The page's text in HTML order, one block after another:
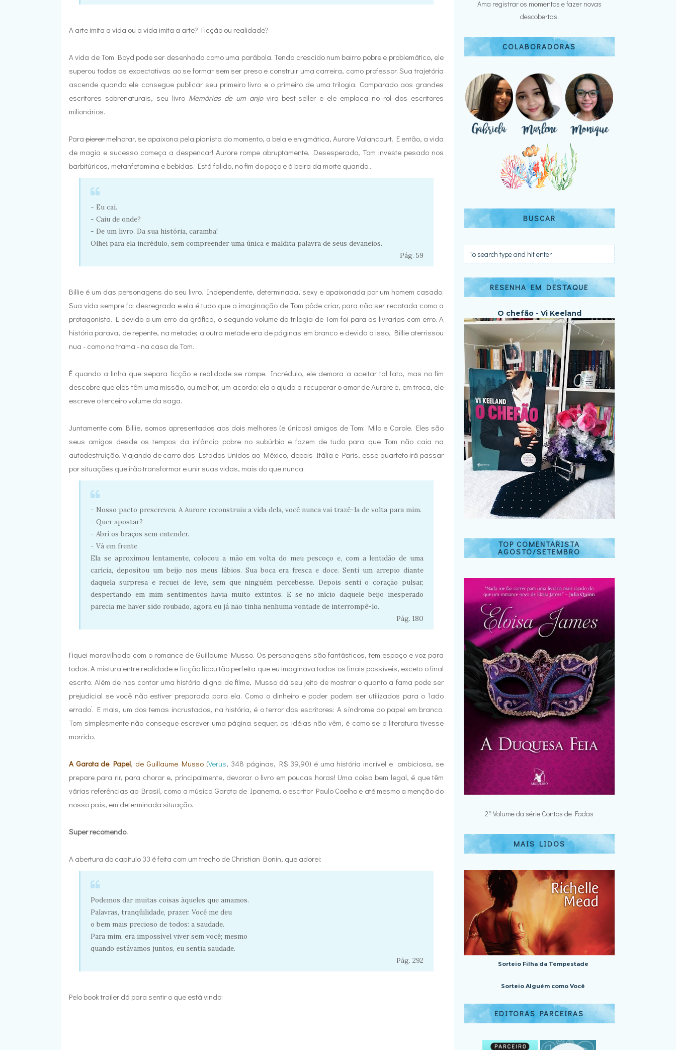
A arte imita a vida ou a vida imita a arte? Ficção ou realidade?
A vida de Tom Boyd pode ser desenhada como uma parábola. Tendo crescido num bairro pobre e problemático, ele
superou todas as expectativas ao se formar sem ser preso e construir uma carreira, como professor. Sua trajetória
ascende quando ele consegue publicar seu primeiro livro e o primeiro de uma trilogia. Comparado aos grandes
escritores sobrenaturais, seu livro Memórias de um anjovira best-seller e ele emplaca no rol dos escritores
milionários.
Parapiorar melhorar, se apaixona pela pianista do momento, a bela e enigmática, Aurore Valancourt. E então, a vida
de magia e sucesso começa a despencar! Aurore rompe abruptamente. Desesperado, Tom investe pesado nos
barbitúricos, metanfetamina e bebidas. Está falido, no fim do poço e à beira da morte quando...
- Eu caí.
- Caiu de onde?
- De um livro. Da sua história, caramba!
Olhei para ela incrédulo, sem compreender uma única e maldita palavra de seus devaneios.
Pág. 59
Billie é um das personagens do seu livro. Independente, determinada, sexy e apaixonada por um homem casado.
Sua vida sempre foi desregrada e ela é tudo que a imaginação de Tom pôde criar, para não ser recatada como a
protagonista. E devido a um erro da gráfica, o segundo volume da trilogia de Tom foi para as livrarias com erro. A
história parava, de repente, na metade; a outra metade era de páginas em branco e devido a isso, Billie aterrissou
nua - como na trama - na casa de Tom.
É quando a linha que separa ficção e realidade se rompe. Incrédulo, ele demora a aceitar tal fato, mas no fim
descobre que eles têm uma missão, ou melhor, um acordo: ela o ajuda a recuperar o amor de Aurore e, em troca, ele
escreve o terceiro volume da saga.
Juntamente com Billie, somos apresentados aos dois melhores (e únicos) amigos de Tom: Milo e Carole. Eles são
seus amigos desde os tempos da infância pobre no subúrbio e fazem de tudo para que Tom não caia na
autodestruição. Viajando de carro dos Estados Unidos ao México, depois Itália e Paris, esse quarteto irá passar
por situações que irão transformar e unir suas vidas, mais do que nunca.
- Nosso pacto prescreveu. A Aurore reconstruiu a vida dela, você nunca vai trazê-la de volta para mim.
- Quer apostar?
- Abri os braços sem entender.
- Vá em frente
Ela se aproximou lentamente, colocou a mão em volta do meu pescoço e, com a lentidão de uma
carícia, depositou um beijo nos meus lábios. Sua boca era fresca e doce. Senti um arrepio diante
daquela surpresa e recuei de leve, sem que ninguém percebesse. Depois senti o coração pulsar,
despertando em mim sentimentos havia muito extintos. E se no início daquele beijo inesperado
parecia me haver sido roubado, agora eu já não tinha nenhuma vontade de interrompê-lo.
Pág. 180
Fiquei maravilhada com o romance de Guillaume Musso. Os personagens são fantásticos, tem espaço e voz para
todos. A mistura entre realidade e ficção ficou tão perfeita que eu imaginava todos os finais possíveis, exceto o final
escrito. Além de nos contar uma história digna de filme, Musso dá seu jeito de mostrar o quanto a fama pode ser
prejudicial se você não estiver preparado para ela. Como o dinheiro e poder podem ser utilizados para o ‘lado
errado’. E mais, um dos temas incrustados, na história, é o terror dos escritores: A síndrome do papel em branco.
Tom simplesmente não consegue escrever uma página sequer, as idéias não vêm, é como se a literatura tivesse
morrido.
A Garota de Papel, de Guillaume Musso (Verus, 348 páginas, R$ 39,90) é uma história incrível e ambiciosa, se
prepare para rir, para chorar e, principalmente, devorar o livro em poucas horas! Uma coisa bem legal, é que têm
várias referências ao Brasil, como a música Garota de Ipanema, o escritor Paulo Coelho e até mesmo a menção do
nosso país, em determinada situação.
Super recomendo.
A abertura do capítulo 33 é feita com um trecho de Christian Bonin, que adorei:
Podemos dar muitas coisas àqueles que amamos.
Palavras, tranqüilidade, prazer. Você me deu
o bem mais precioso de todos: a saudade.
Para mim, era impossível viver sem você; mesmo
quando estávamos juntos, eu sentia saudade.
Pág. 292
Pelo book trailer dá para sentir o que está vindo:
Ama registrar os momentos e fazer novas
descobertas.
COLABORADORAS
BUSCAR
RESENHA EM DESTAQUE
O chefão - Vi Keeland
TOP COMENTARISTA
AGOSTO/SETEMBRO
2º Volume da série Contos de Fadas
MAIS LIDOS
Sorteio Filha da Tempestade
Sorteio Alguém como Você
EDITORAS PARCEIRAS